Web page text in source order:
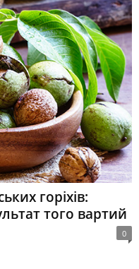
горіхів:
того вартий
0